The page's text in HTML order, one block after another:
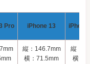
Pro iPhone 13
縦：146.7mm
横：71.5mm
縦：
横：